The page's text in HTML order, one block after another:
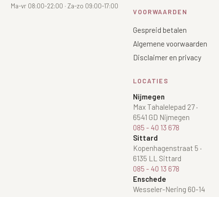
Ma-vr 08:00-22:00 · Za-zo 09:00-17:00
VOORWAARDEN
Gespreid betalen
Algemene voorwaarden
Disclaimer en privacy
LOCATIES
Nijmegen
Max Tahalelepad 27·
6541 GD Nijmegen
085 - 40 13 678
Sittard
Kopenhagenstraat 5 ·
6135 LL Sittard
085 - 40 13 678
Enschede
Wesseler-Nering 60-14